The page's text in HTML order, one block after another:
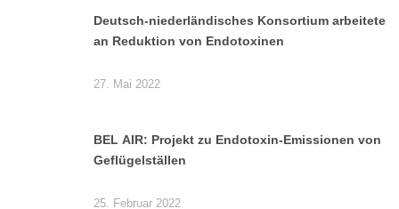
Deutsch-niederländisches Konsortium arbeitete
an Reduktion von Endotoxinen
27. Mai 2022
BEL AIR: Projekt zu Endotoxin-Emissionen von
Geflügelställen
25. Februar 2022